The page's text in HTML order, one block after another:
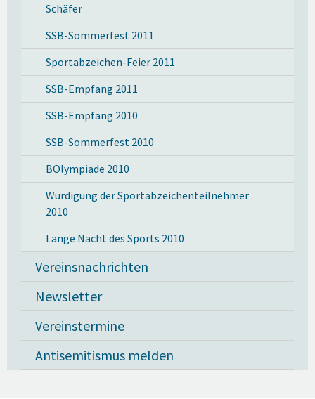
Schäfer
SSB-Sommerfest 2011
Sportabzeichen-Feier 2011
SSB-Empfang 2011
SSB-Empfang 2010
SSB-Sommerfest 2010
BOlympiade 2010
Würdigung der Sportabzeichenteilnehmer
2010
Lange Nacht des Sports 2010
Vereinsnachrichten
Newsletter
Vereinstermine
Antisemitismus melden